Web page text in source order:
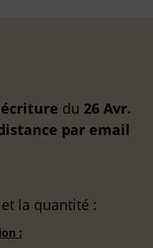
du 26 Avr.
par email
la quantité :
: